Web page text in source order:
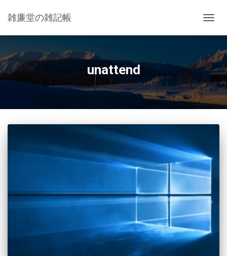
雑廉堂の雑記帳
ビ
ー
シ
ョ
ン
を
切
unattend